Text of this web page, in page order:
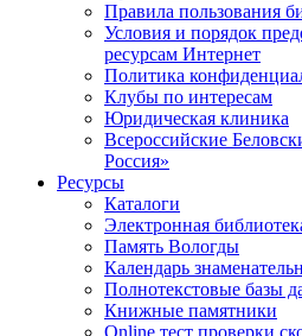
Правила пользования
Условия и порядок
ресурсам Интернет
Политика
Клубы по интересам
Юридическая клиника
Всероссийские
Россия»
Ресурсы
Каталоги
Электронная
Память Вологды
Календарь
Полнотекстовые базы
Книжные памятники
Online тест проверки